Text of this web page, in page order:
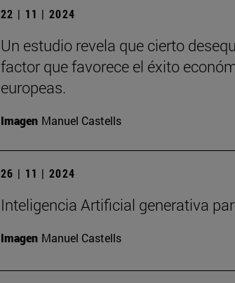
22 | 11 | 2024
Un estudio revela que cierto
factor que favorece el éxito
europeas.
Imagen Manuel Castells
26 | 11 | 2024
Inteligencia Artificial generativa
Imagen Manuel Castells